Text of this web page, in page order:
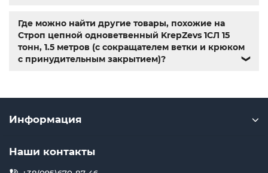
Где можно найти другие товары, похожие на
Строп цепной одноветвенный KrepZevs 1СЛ 15
тонн, 1.5 метров (с сокращателем ветки и крюком
с принудительным закрытием)?
❯
Информация
Наши контакты